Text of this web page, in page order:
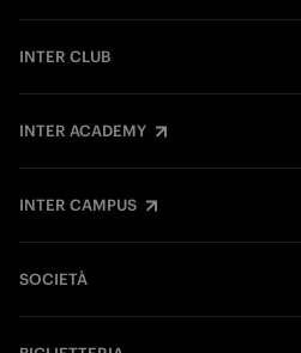
INTER CLUB
INTER ACADEMY
INTER CAMPUS
SOCIETÀ